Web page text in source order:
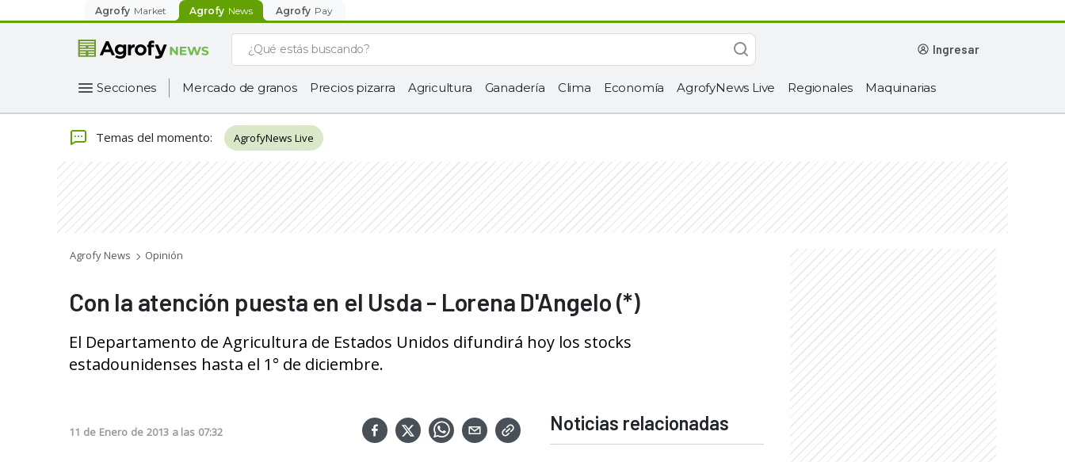
Agrofy Market Agrofy News Agrofy Pay
ingresar
Secciones Mercado de granos Precios pizarra Agricultura Ganadería Clima Economía AgrofyNews Live Regionales Maquinarias
Temas del momento: AgrofyNews Live
Agrofy News Opinión
Con la atención puesta en el Usda - Lorena D'Angelo (*)
El Departamento de Agricultura de Estados Unidos difundirá hoy los stocks
estadounidenses hasta el 1° de diciembre.
11 de Enero de 2013 a las 07:32 Noticias relacionadas